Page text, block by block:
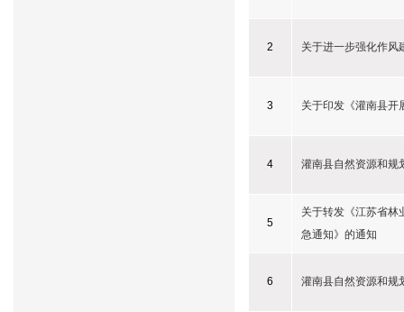
2 关于进一步强化作风
3 关于印发《灌南县开
4 灌南县自然资源和规
5
关于转发《江苏省林
急通知》的通知
6 灌南县自然资源和规